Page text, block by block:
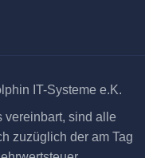
IT-Systeme e.K.
vereinbart, sind alle
zuzüglich der am Tag